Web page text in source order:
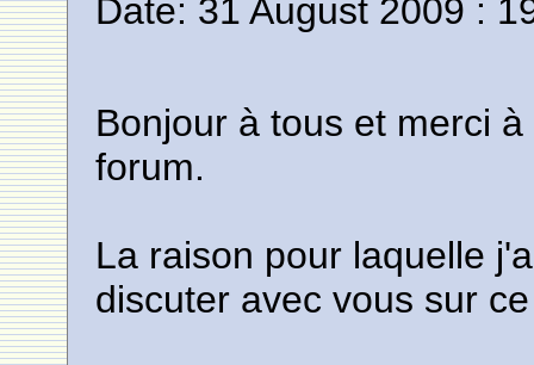
Date: 31 August 2009 :
Bonjour à tous et merci
forum.
La raison pour laquelle
discuter avec vous sur